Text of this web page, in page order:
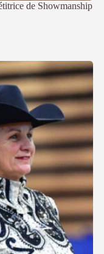
de Showmanship